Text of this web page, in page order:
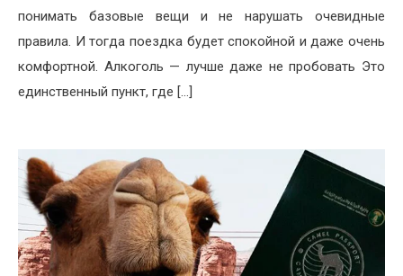
понимать базовые вещи и не нарушать очевидные
правила. И тогда поездка будет спокойной и даже очень
комфортной. Алкоголь — лучше даже не пробовать Это
единственный пункт, где […]